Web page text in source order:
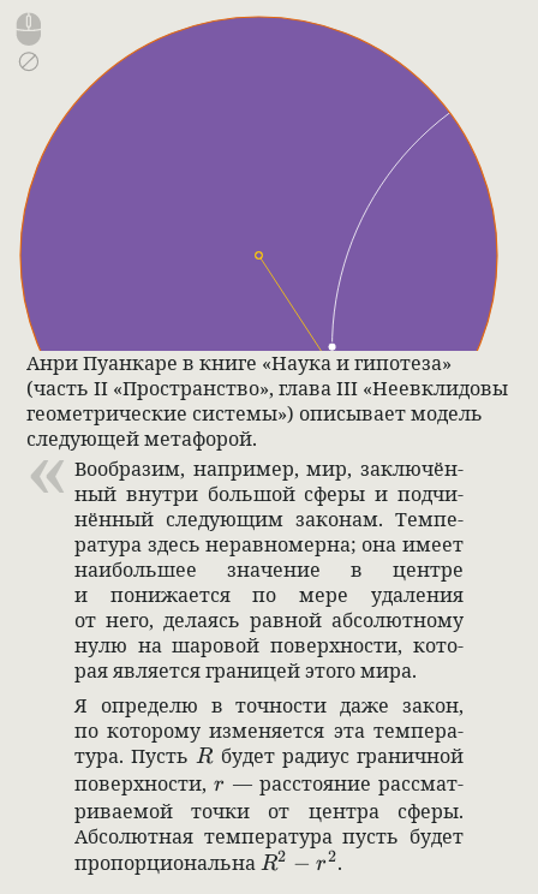
Анри Пуан­каре в книге «Наука и гипо­теза»
(часть II «Про­стран­ство», глава III «Неев­кли­довы
геомет­ри­че­ские системы») опи­сы­вает модель
сле­дующей метафо­рой.
Вооб­ра­зим, напри­мер, мир, заклю­чён­
ный внутри большой сферы и под­чи­
нён­ный сле­дующим зако­нам. Темпе­
ра­тура здесь нерав­но­мерна; она имеет
наи­большее зна­че­ние в цен­тре
и понижа­ется по мере уда­ле­ния
от него, дела­ясь рав­ной абсо­лют­ному
нулю на шаро­вой поверх­но­сти, кото­
рая явля­ется гра­ницей этого мира.
Я опре­делю в точ­но­сти даже закон,
по кото­рому изме­ня­ется эта темпе­ра­
тура. ПустьR
Rбудет радиус гра­нич­ной
поверх­но­сти,r
r — рас­сто­я­ние рас­смат­
ри­ва­емой точки от цен­тра сферы.
Абсо­лют­ная темпе­ра­тура пусть будет
про­порци­о­нальнаR^2-r^2
R2 − r2.